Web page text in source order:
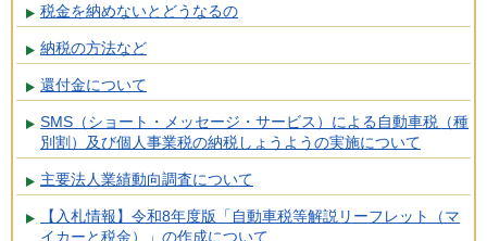
税金を納めないとどうなるの
納税の方法など
還付金について
SMS（ショート・メッセージ・サービス）による自動車税（種
別割）及び個人事業税の納税しょうようの実施について
主要法人業績動向調査について
【入札情報】令和8年度版「自動車税等解説リーフレット（マ
イカーと税金）」の作成について